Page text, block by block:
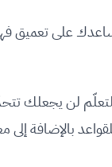
على تعميق
للتعلّم لن يجعلك
بالإضافة إلى